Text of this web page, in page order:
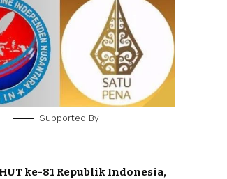
Supported By
ke-81 Republik Indonesia,